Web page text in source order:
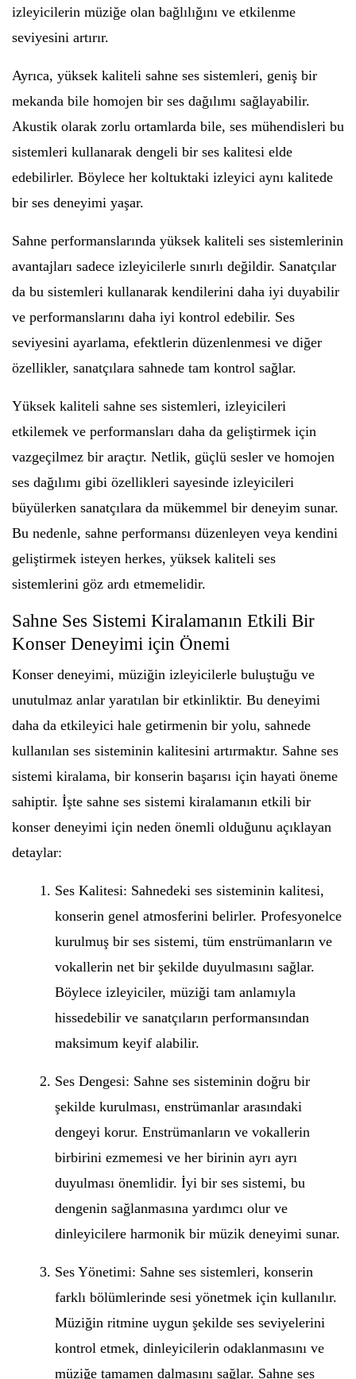
izleyicilerin müziğe olan bağlılığını ve etkilenme
seviyesini artırır.
Ayrıca, yüksek kaliteli sahne ses sistemleri, geniş bir
mekanda bile homojen bir ses dağılımı sağlayabilir.
Akustik olarak zorlu ortamlarda bile, ses mühendisleri bu
sistemleri kullanarak dengeli bir ses kalitesi elde
edebilirler. Böylece her koltuktaki izleyici aynı kalitede
bir ses deneyimi yaşar.
Sahne performanslarında yüksek kaliteli ses sistemlerinin
avantajları sadece izleyicilerle sınırlı değildir. Sanatçılar
da bu sistemleri kullanarak kendilerini daha iyi duyabilir
ve performanslarını daha iyi kontrol edebilir. Ses
seviyesini ayarlama, efektlerin düzenlenmesi ve diğer
özellikler, sanatçılara sahnede tam kontrol sağlar.
Yüksek kaliteli sahne ses sistemleri, izleyicileri
etkilemek ve performansları daha da geliştirmek için
vazgeçilmez bir araçtır. Netlik, güçlü sesler ve homojen
ses dağılımı gibi özellikleri sayesinde izleyicileri
büyülerken sanatçılara da mükemmel bir deneyim sunar.
Bu nedenle, sahne performansı düzenleyen veya kendini
geliştirmek isteyen herkes, yüksek kaliteli ses
sistemlerini göz ardı etmemelidir.
Sahne Ses Sistemi Kiralamanın Etkili Bir
Konser Deneyimi için Önemi
Konser deneyimi, müziğin izleyicilerle buluştuğu ve
unutulmaz anlar yaratılan bir etkinliktir. Bu deneyimi
daha da etkileyici hale getirmenin bir yolu, sahnede
kullanılan ses sisteminin kalitesini artırmaktır. Sahne ses
sistemi kiralama, bir konserin başarısı için hayati öneme
sahiptir. İşte sahne ses sistemi kiralamanın etkili bir
konser deneyimi için neden önemli olduğunu açıklayan
detaylar:
Ses Kalitesi: Sahnedeki ses sisteminin kalitesi,
konserin genel atmosferini belirler. Profesyonelce
kurulmuş bir ses sistemi, tüm enstrümanların ve
vokallerin net bir şekilde duyulmasını sağlar.
Böylece izleyiciler, müziği tam anlamıyla
hissedebilir ve sanatçıların performansından
maksimum keyif alabilir.
Ses Dengesi: Sahne ses sisteminin doğru bir
şekilde kurulması, enstrümanlar arasındaki
dengeyi korur. Enstrümanların ve vokallerin
birbirini ezmemesi ve her birinin ayrı ayrı
duyulması önemlidir. İyi bir ses sistemi, bu
dengenin sağlanmasına yardımcı olur ve
dinleyicilere harmonik bir müzik deneyimi sunar.
Ses Yönetimi: Sahne ses sistemleri, konserin
farklı bölümlerinde sesi yönetmek için kullanılır.
Müziğin ritmine uygun şekilde ses seviyelerini
kontrol etmek, dinleyicilerin odaklanmasını ve
müziğe tamamen dalmasını sağlar. Sahne ses